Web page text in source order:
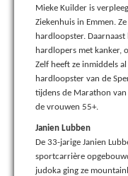
Mieke Kuilder is
Ziekenhuis in Emmen.
hardloopster.
hardlopers met kanker,
Zelf heeft ze inmiddels
hardloopster van de
tijdens de Marathon
de vrouwen 55+.
Janien Lubben
De 33-jarige Janien
sportcarrière
judoka ging ze